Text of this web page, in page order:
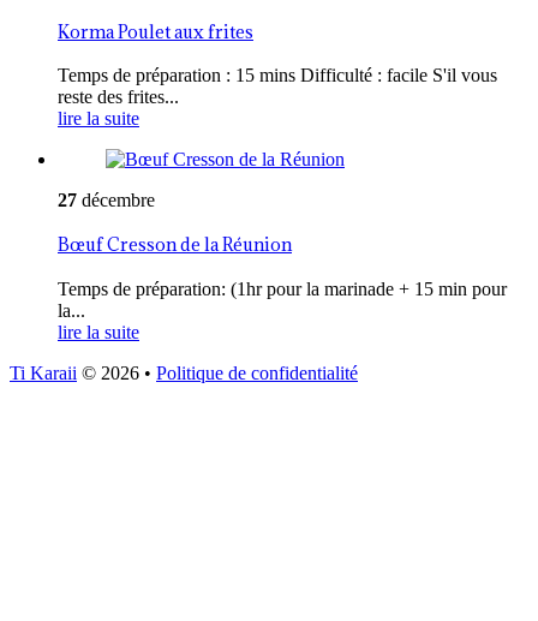
Korma Poulet aux frites
Temps de préparation : 15 mins Difficulté : facile S'il vous
reste des frites...
lire la suite
27 décembre
Bœuf Cresson de la Réunion
Temps de préparation: (1hr pour la marinade + 15 min pour
la...
lire la suite
Ti Karaii © 2026 • Politique de confidentialité